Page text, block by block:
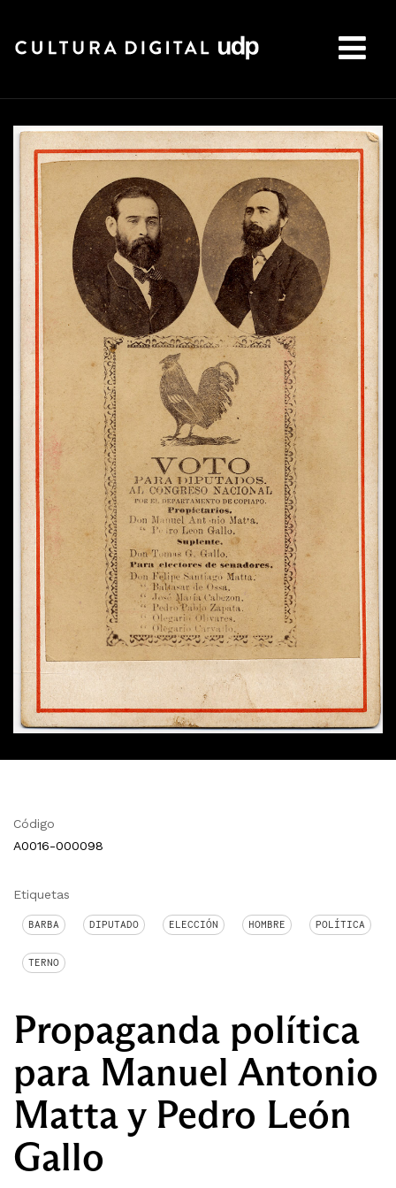
Código
A0016-000098
Etiquetas
BARBA DIPUTADO ELECCIÓN HOMBRE POLÍTICA
TERNO
Propaganda política
para Manuel Antonio
Matta y Pedro León
Gallo